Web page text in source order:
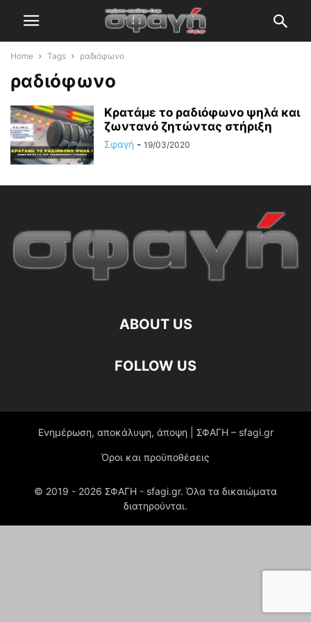
Home Tags ραδιόφωνο
ραδιόφωνο
Κρατάμε το ραδιόφωνο ψηλά και
ζωντανό ζητώντας στήριξη
Σφαγή - 19/03/2020
ABOUT US
FOLLOW US
Ενημέρωση, αποκάλυψη, άποψη | ΣΦΑΓΗ – sfagi.gr
Όροι και προϋποθέσεις
© 2019 - 2026 ΣΦΑΓΗ - sfagi.gr. Όλα τα δικαιώματα
διατηρούνται.